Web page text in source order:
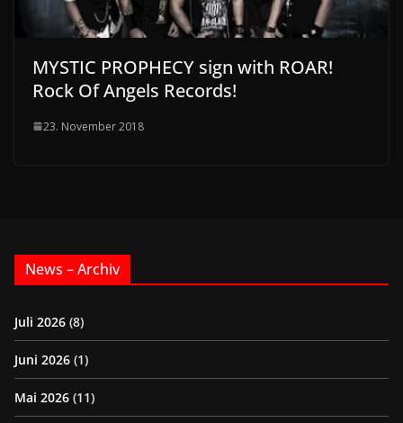
MYSTIC PROPHECY sign with ROAR!
Rock Of Angels Records!
23. November 2018
News – Archiv
Juli 2026 (8)
Juni 2026 (1)
Mai 2026 (11)